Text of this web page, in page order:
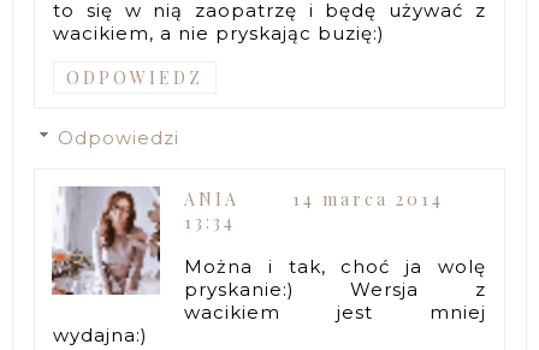
to się w nią zaopatrzę i będę używać z
wacikiem, a nie pryskając buzię:)
ODPOWIEDZ
Odpowiedzi
ANIA
14 marca 2014
13:34
Można i tak, choć ja wolę
pryskanie:) Wersja z
wacikiem jest mniej
wydajna:)